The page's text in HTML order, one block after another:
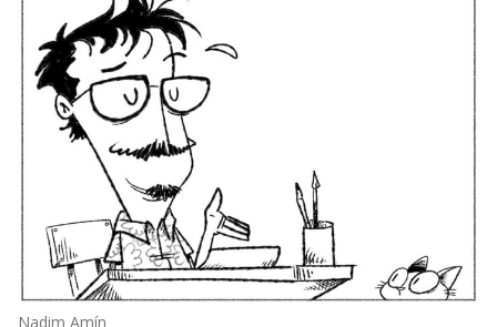
Nadim Amín